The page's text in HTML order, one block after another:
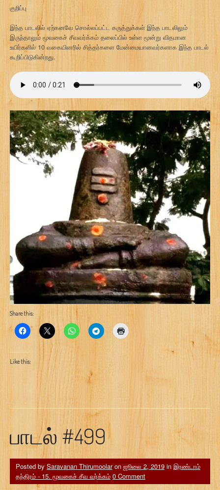
குறிப்பு
இந்த பாடலில் ஏற்கனவே சொல்லப்பட்ட கருத்துக்கள் இந்த பாடலிலும்
இருந்தாலும் மூவகைச் சீவவர்க்கம் தலைப்பில் உள்ள மூன்று விதமான
உயிர்களில் 10 வகையினரில் சித்தர்களை மேன்மையானவர்களாக இந்த பாடல்
கூறிப்பிடுகின்றது.
Share this:
Like this:
பாடல் #499
Posted by Saravanan Thirumoolaron ஜூலை 2, 2019 in இரண்டாம்
தந்திரம் - 15. மூவகைச் சீவ வர்க்கம் 0 Comment